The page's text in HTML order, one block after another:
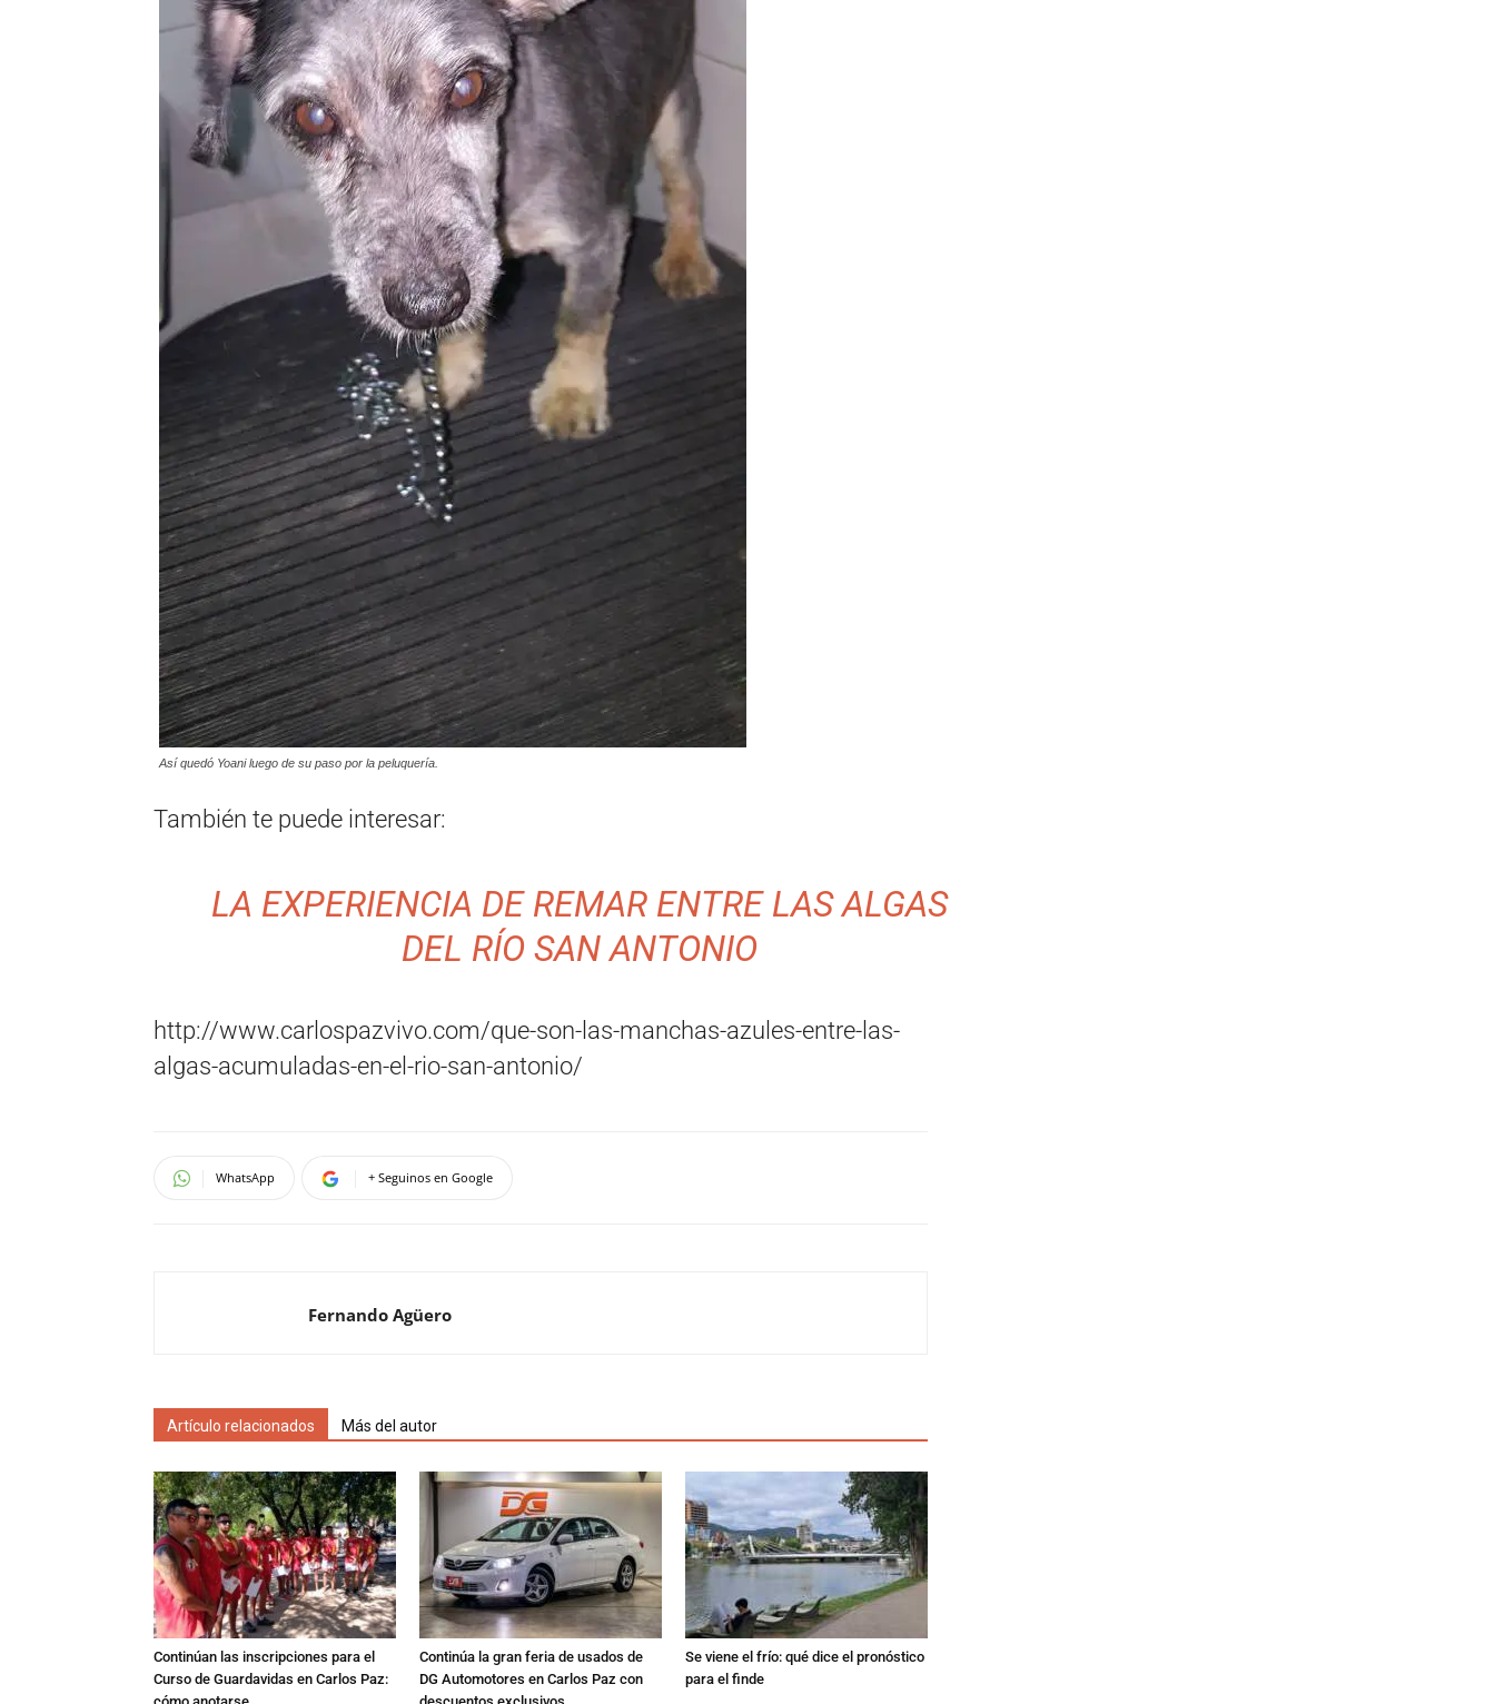
Así quedó Yoani luego de su paso por la peluquería.
También te puede interesar:
LA EXPERIENCIA DE REMAR ENTRE LAS ALGAS
DEL RÍO SAN ANTONIO
http://www.carlospazvivo.com/que-son-las-manchas-azules-entre-las-
algas-acumuladas-en-el-rio-san-antonio/
WhatsApp + Seguinos en Google
Fernando Agüero
Artículo relacionados Más del autor
Continúan las inscripciones para el
Curso de Guardavidas en Carlos Paz:
Continúa la gran feria de usados de
DG Automotores en Carlos Paz con
Se viene el frío: qué dice el pronóstico
para el finde